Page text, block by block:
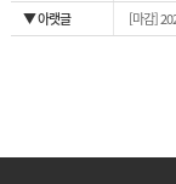
▼ 아랫글
[마감]